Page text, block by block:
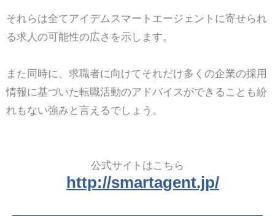
それらは全てアイデムスマートエージェントに寄せられ
る求人の可能性の広さを示します。
また同時に、求職者に向けてそれだけ多くの企業の採用
情報に基づいた転職活動のアドバイスができることも紛
れもない強みと言えるでしょう。
公式サイトはこちら
http://smartagent.jp/